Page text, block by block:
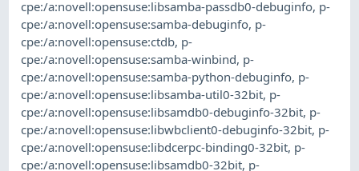
cpe:/a:novell:opensuse:libsamba-passdb0-debuginfo, p-
cpe:/a:novell:opensuse:samba-debuginfo, p-
cpe:/a:novell:opensuse:ctdb, p-
cpe:/a:novell:opensuse:samba-winbind, p-
cpe:/a:novell:opensuse:samba-python-debuginfo, p-
cpe:/a:novell:opensuse:libsamba-util0-32bit, p-
cpe:/a:novell:opensuse:libsamdb0-debuginfo-32bit, p-
cpe:/a:novell:opensuse:libwbclient0-debuginfo-32bit, p-
cpe:/a:novell:opensuse:libdcerpc-binding0-32bit, p-
cpe:/a:novell:opensuse:libsamdb0-32bit, p-